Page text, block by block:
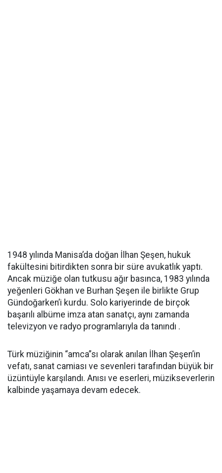
1948 yılında Manisa’da doğan İlhan Şeşen, hukuk
fakültesini bitirdikten sonra bir süre avukatlık yaptı.
Ancak müziğe olan tutkusu ağır basınca, 1983 yılında
yeğenleri Gökhan ve Burhan Şeşen ile birlikte Grup
Gündoğarken’i kurdu. Solo kariyerinde de birçok
başarılı albüme imza atan sanatçı, aynı zamanda
televizyon ve radyo programlarıyla da tanındı .
Türk müziğinin “amca”sı olarak anılan İlhan Şeşen’in
vefatı, sanat camiası ve sevenleri tarafından büyük bir
üzüntüyle karşılandı. Anısı ve eserleri, müzikseverlerin
kalbinde yaşamaya devam edecek.